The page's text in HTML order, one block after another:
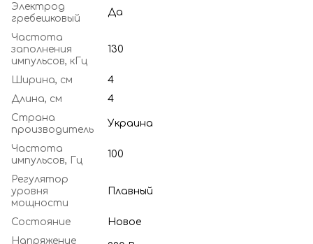
Электрод
гребешковый
Да
Частота
заполнения
импульсов, кГц
130
Ширина, см
4
Длина, см
4
Страна
производитель
Украина
Частота
импульсов, Гц
100
Регулятор
уровня
мощности
Плавный
Состояние
Новое
Напряжение